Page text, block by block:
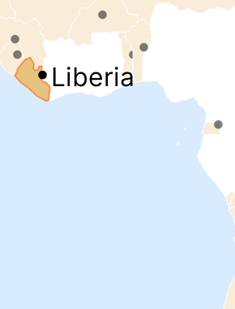
. .
.
.
.
.
.Liberia